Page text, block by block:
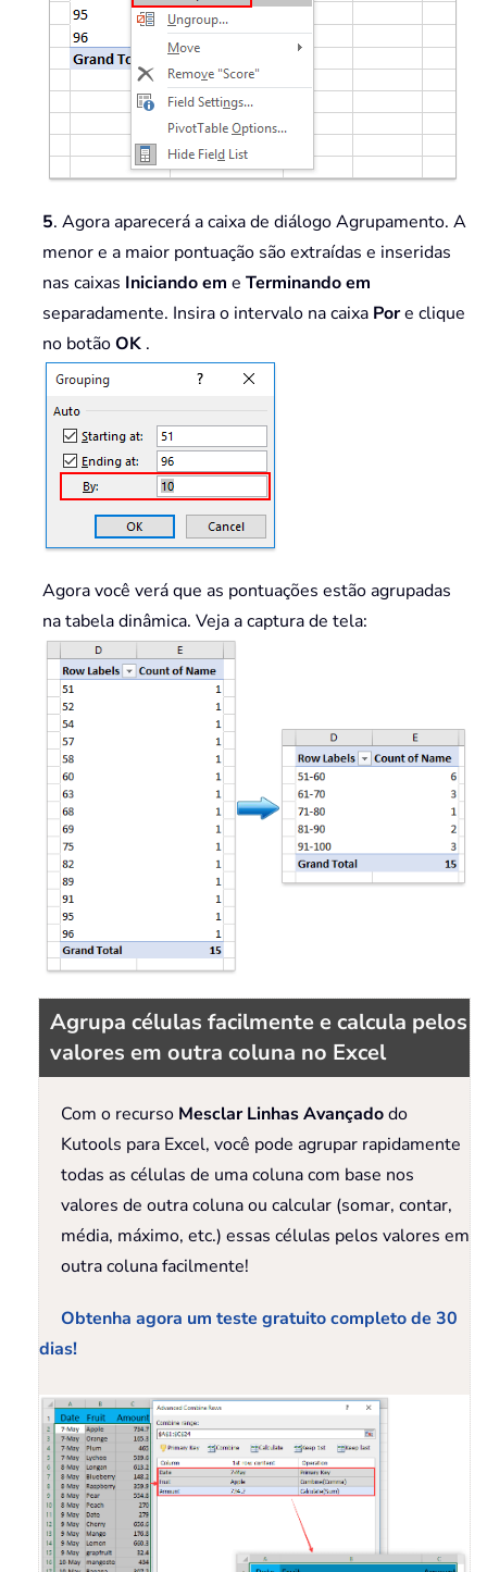
5. Agora aparecerá a caixa de diálogo Agrupamento. A
menor e a maior pontuação são extraídas e inseridas
nas caixas Iniciando em e Terminando em
separadamente. Insira o intervalo na caixa Pore clique
no botãoOK .
Agora você verá que as pontuações estão agrupadas
na tabela dinâmica. Veja a captura de tela:
Agrupa células facilmente e calcula pelos
valores em outra coluna no Excel
Com o recurso Mesclar Linhas Avançadodo
Kutools para Excel, você pode agrupar rapidamente
todas as células de uma coluna com base nos
valores de outra coluna ou calcular (somar, contar,
média, máximo, etc.) essas células pelos valores em
outra coluna facilmente!
Obtenha agora um teste gratuito completo de 30
dias!